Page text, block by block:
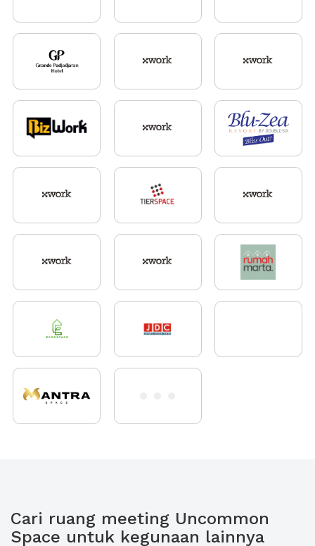
Cari ruang meeting Uncommon
Space untuk kegunaan lainnya